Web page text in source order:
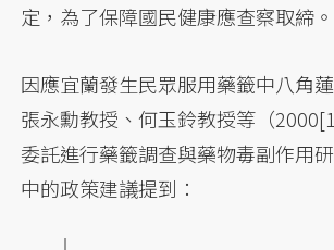
定，為了保障國民健康應查察取締。
因應宜蘭發生民眾服用藥籤中八角
張永勳教授、何玉鈴教授等（
委託進行藥籤調查與藥物毒副作用
中的政策建議提到：